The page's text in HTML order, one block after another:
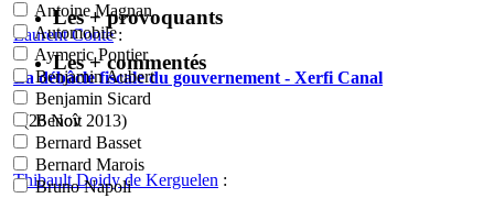
Antoine Magnan
Automobile
Aymeric Pontier
Benjamin Aubert
Benjamin Sicard
Benoît
Bernard Basset
Bernard Marois
Bruno Napoli
Les + provoquants
Les + commentés
Laurent Conte:
La débâcle fiscale du gouvernement - Xerfi Canal
- (26 Nov 2013)
Thibault Doidy de Kerguelen :